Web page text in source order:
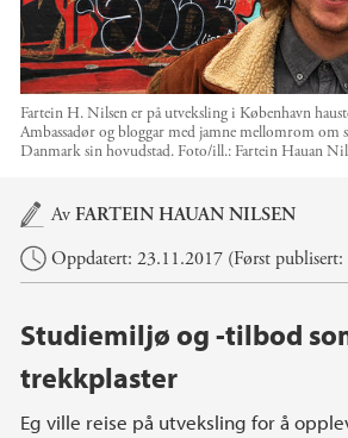
Fartein H. Nilsen er på utveksling i København
Ambassadør og bloggar med jamne mellomrom om
Danmark sin hovudstad. Foto/ill.: Fartein Hauan
Hovedinnhold
AvFARTEIN HAUAN NILSEN
Oppdatert: 23.11.2017 (Først
Studiemiljø og -tilbod
trekkplaster
Eg ville reise på utveksling for å